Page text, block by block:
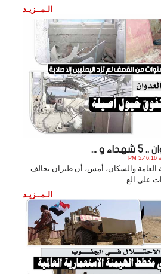
الـمــزيـد
العامة والسكان، أمس، أن طيران تحالف
على الع. .
الـمــزيـد